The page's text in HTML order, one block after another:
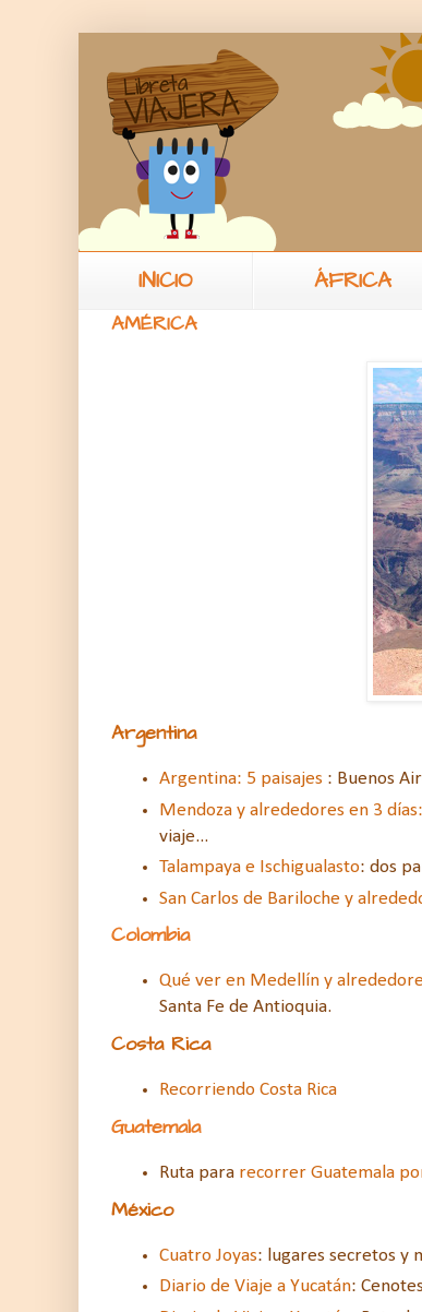
INICIO ÁFRICA
AMÉRICA
Argentina
Argentina: 5 paisajes : Buenos
Mendoza y alrededores en 3 días:
viaje...
Talampaya e Ischigualasto: dos
San Carlos de Bariloche y
Colombia
Qué ver en Medellín y
Santa Fe de Antioquia.
Costa Rica
Recorriendo Costa Rica
Guatemala
Ruta para recorrer Guatemala
México
Cuatro Joyas: lugares secretos y
Diario de Viaje a Yucatán: